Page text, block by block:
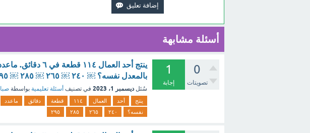
أسئلة مشابهة
0
تصويتات
1
إجابة
بالمعدل نفسه؟ ￼ ٢٤٠ ￼ ٢٦٥ ￼ ٢٨٥ ￼ ٢٩٥؟ [تم الحل]
سُئل ديسمبر 1، 2023 في تصنيف أسئلة تعليمية بواسطة صبا
ينتج أحد العمال ١١٤ قطعة دقائق ماعدد
نفسه؟
٢٤٠ ٢٦٥ ٢٨٥ ٢٩٥